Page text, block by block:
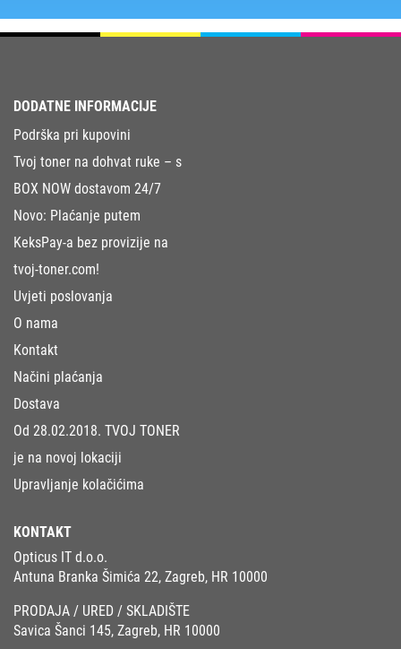
DODATNE INFORMACIJE
Podrška pri kupovini
Tvoj toner na dohvat ruke – s
BOX NOW dostavom 24/7
Novo: Plaćanje putem
KeksPay-a bez provizije na
tvoj-toner.com!
Uvjeti poslovanja
O nama
Kontakt
Načini plaćanja
Dostava
Od 28.02.2018. TVOJ TONER
je na novoj lokaciji
Upravljanje kolačićima
KONTAKT
Opticus IT d.o.o.
Antuna Branka Šimića 22, Zagreb, HR 10000
PRODAJA / URED / SKLADIŠTE
Savica Šanci 145, Zagreb, HR 10000